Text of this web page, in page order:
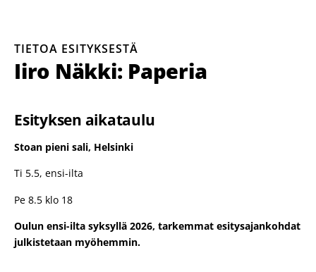
TIETOA ESITYKSESTÄ
Iiro Näkki: Paperia
Esityksen aikataulu
Stoan pieni sali, Helsinki
Ti 5.5, ensi-ilta
Pe 8.5 klo 18
Oulun ensi-ilta syksyllä 2026, tarkemmat esitysajankohdat
julkistetaan myöhemmin.